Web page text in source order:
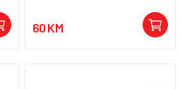
svakodnevno peglanje svih vrsta
odjeće.
60 KM